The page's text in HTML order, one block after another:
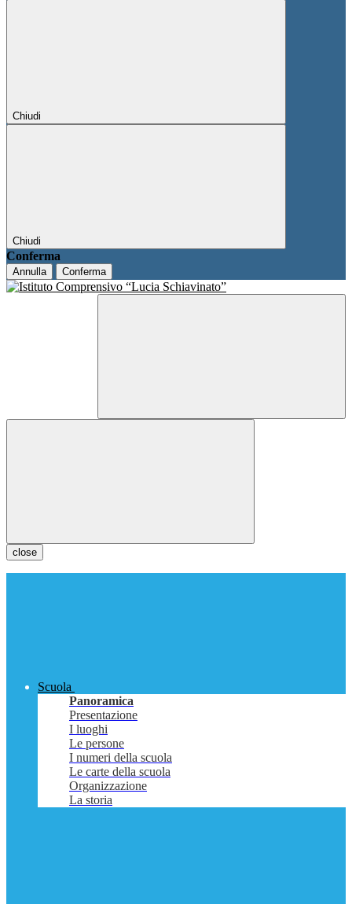
Chiudi
Chiudi
Conferma
Annulla Conferma
close
Scuola
Panoramica
Presentazione
I luoghi
Le persone
I numeri della scuola
Le carte della scuola
Organizzazione
La storia